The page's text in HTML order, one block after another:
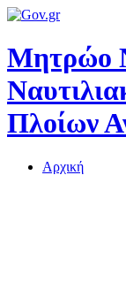
Μητρώο
Πλοίων
Αρχική